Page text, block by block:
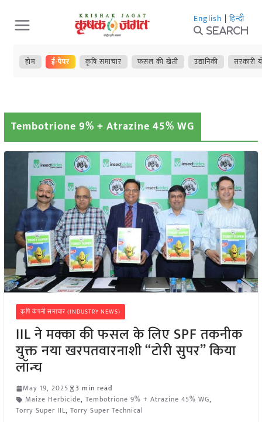
Skip
to
content
English | हिन्दी
Search
होम ई-पेपर कृषि समाचार फसल की खेती उद्यानिकी सरकारी
Tembotrione 9% + Atrazine 45% WG
कृषि कंपनी समाचार (INDUSTRY NEWS)
IIL ने मक्का की फसल के लिए SPF तकनीक
युक्त नया खरपतवारनाशी “टोरी सुपर” किया
लॉन्च
May 19, 2025
3 min read
Maize Herbicide, Tembotrione 9% + Atrazine 45% WG,
Torry Super IIL, Torry Super Technical